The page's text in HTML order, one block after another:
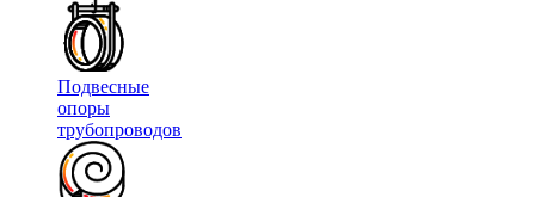
Подвесные
опоры
трубопроводов